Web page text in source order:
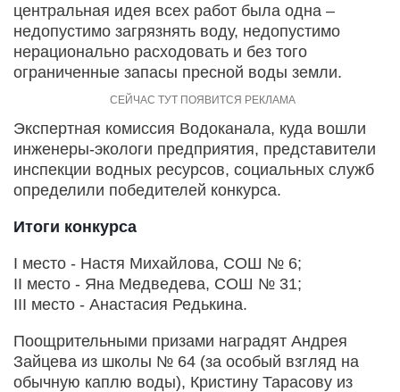
центральная идея всех работ была одна –
недопустимо загрязнять воду, недопустимо
нерационально расходовать и без того
ограниченные запасы пресной воды земли.
Экспертная комиссия Водоканала, куда вошли
инженеры-экологи предприятия, представители
инспекции водных ресурсов, социальных служб
определили победителей конкурса.
Итоги конкурса
I место - Настя Михайлова, СОШ № 6;
II место - Яна Медведева, СОШ № 31;
III место - Анастасия Редькина.
Поощрительными призами наградят Андрея
Зайцева из школы № 64 (за особый взгляд на
обычную каплю воды), Кристину Тарасову из